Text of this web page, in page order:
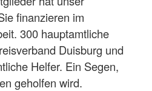
finanzieren im
300 hauptamtliche
Duisburg und
Helfer. Ein Segen,
geholfen wird.